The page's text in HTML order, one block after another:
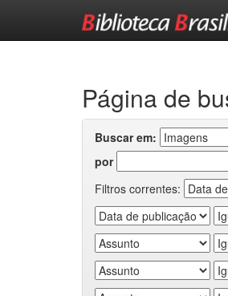
Página de
Buscar em:
por
Filtros correntes: